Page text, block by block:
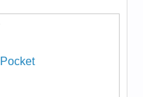
Pocket